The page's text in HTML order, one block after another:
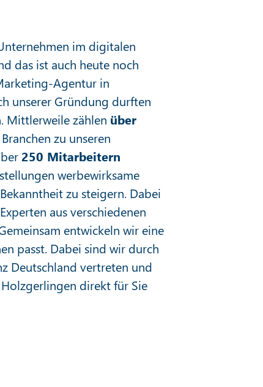
im digitalen
das ist auch heute noch
Agentur in
unserer Gründung durften
Mittlerweile zählen über
zu unseren
250 Mitarbeitern
werbewirksame
zu steigern. Dabei
aus verschiedenen
entwickeln wir eine
passt. Dabei sind wir durch
Deutschland vertreten und
direkt für Sie